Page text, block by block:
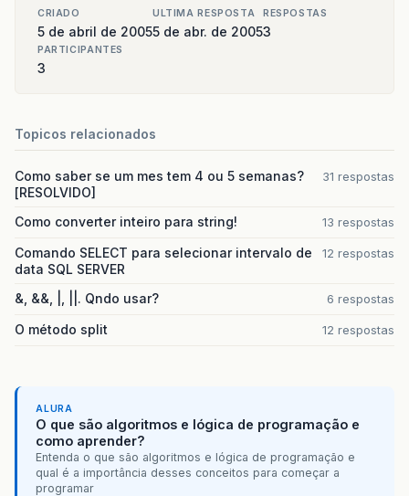
CRIADO
5 de abril de 2005
ULTIMA RESPOSTA
5 de abr. de 2005
RESPOSTAS
3
PARTICIPANTES
3
Topicos relacionados
Como saber se um mes tem 4 ou 5 semanas?
[RESOLVIDO]
31 respostas
Como converter inteiro para string! 13 respostas
Comando SELECT para selecionar intervalo de
data SQL SERVER
12 respostas
&, &&, |, ||. Qndo usar? 6 respostas
O método split 12 respostas
ALURA
O que são algoritmos e lógica de programação e
como aprender?
Entenda o que são algoritmos e lógica de programação e
qual é a importância desses conceitos para começar a
programar